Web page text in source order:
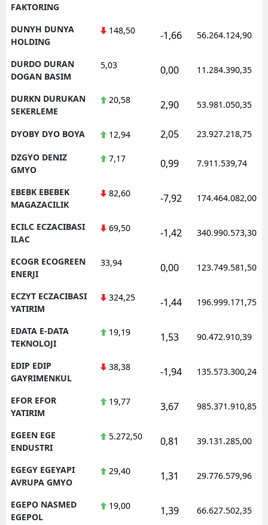
FAKTORING
DUNYH DUNYA
HOLDING
148,50 -1,66 56.264.124,90
DURDO DURAN
DOGAN BASIM
5,03 0,00 11.284.390,35
DURKN DURUKAN
SEKERLEME
20,58 2,90 53.981.050,35
DYOBY DYO BOYA 12,94 2,05 23.927.218,75
DZGYO DENIZ
GMYO
7,17 0,99 7.911.539,74
EBEBK EBEBEK
MAGAZACILIK
82,60 -7,92 174.464.082,00
ECILC ECZACIBASI
ILAC
69,50 -1,42 340.990.573,30
ECOGR ECOGREEN
ENERJI
33,94 0,00 123.749.581,50
ECZYT ECZACIBASI
YATIRIM
324,25 -1,44 196.999.171,75
EDATA E-DATA
TEKNOLOJI
19,19 1,53 90.472.910,39
EDIP EDIP
GAYRIMENKUL
38,38 -1,94 135.573.300,24
EFOR EFOR
YATIRIM
19,77 3,67 985.371.910,85
EGEEN EGE
ENDUSTRI
5.272,50 0,81 39.131.285,00
EGEGY EGEYAPI
AVRUPA GMYO
29,40 1,31 29.776.579,96
EGEPO NASMED
EGEPOL
19,00 1,39 66.627.502,35